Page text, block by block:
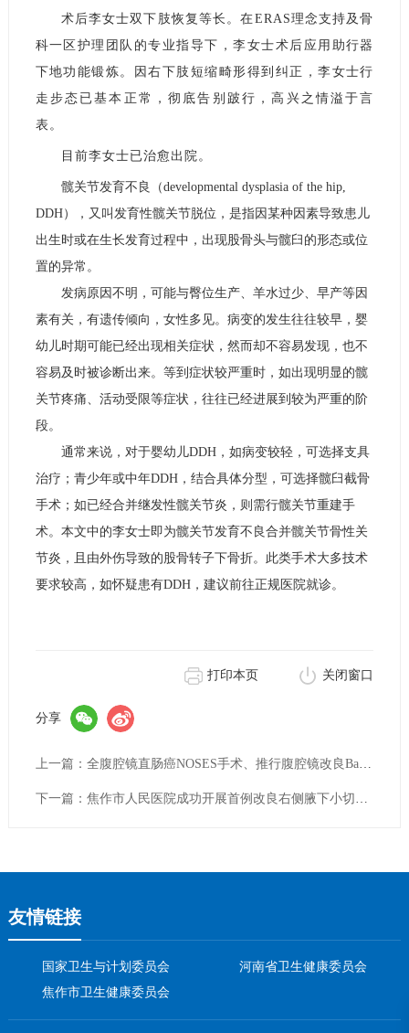
术后李女士双下肢恢复等长。在ERAS理念支持及骨
科一区护理团队的专业指导下，李女士术后应用助行器
下地功能锻炼。因右下肢短缩畸形得到纠正，李女士行
走步态已基本正常，彻底告别跛行，高兴之情溢于言
表。
目前李女士已治愈出院。
髋关节发育不良（developmental dysplasia of the hip,
DDH），又叫发育性髋关节脱位，是指因某种因素导致患儿
出生时或在生长发育过程中，出现股骨头与髋臼的形态或位
置的异常。
发病原因不明，可能与臀位生产、羊水过少、早产等因
素有关，有遗传倾向，女性多见。病变的发生往往较早，婴
幼儿时期可能已经出现相关症状，然而却不容易发现，也不
容易及时被诊断出来。等到症状较严重时，如出现明显的髋
关节疼痛、活动受限等症状，往往已经进展到较为严重的阶
段。
通常来说，对于婴幼儿DDH，如病变较轻，可选择支具
治疗；青少年或中年DDH，结合具体分型，可选择髋臼截骨
手术；如已经合并继发性髋关节炎，则需行髋关节重建手
术。本文中的李女士即为髋关节发育不良合并髋关节骨性关
节炎，且由外伤导致的股骨转子下骨折。此类手术大多技术
要求较高，如怀疑患有DDH，建议前往正规医院就诊。
打印本页 关闭窗口
分享
上一篇：全腹腔镜直肠癌NOSES手术、推行腹腔镜改良Bacon手术.......用“微创精度”与“服务温度”护航健康
友情链接
国家卫生与计划委员会
河南省卫生健康委员会
焦作市卫生健康委员会